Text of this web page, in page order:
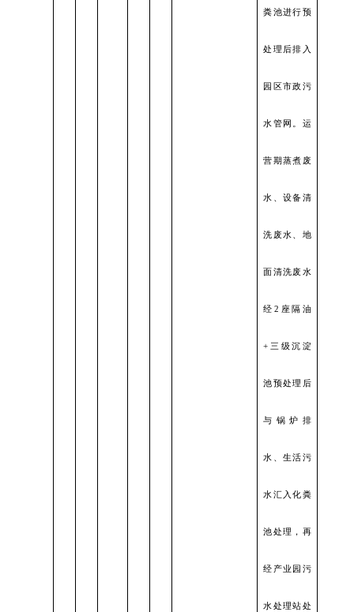
粪池进行预
处理后排入
园区市政污
水管网。运
营期蒸煮废
水、设备清
洗废水、地
面清洗废水
经 2座隔油
+三级沉淀
池预处理后
与锅炉排
水、生活污
水汇入化粪
池处理，再
经产业园污
水处理站处